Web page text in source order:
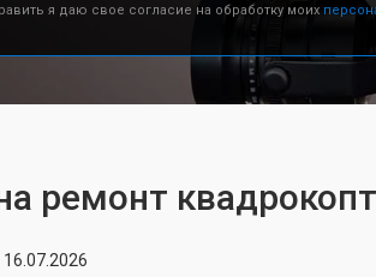
я даю свое согласие на обработку моих
ремонт